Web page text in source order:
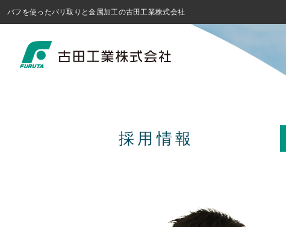
バフを使ったバリ取りと金属加工の古田工業株式会社
採用情報